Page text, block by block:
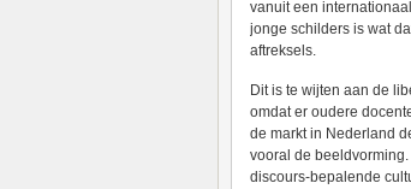
vanuit een
jonge schilders is wat
aftreksels.
Dit is te wijten aan de
omdat er oudere
de markt in Nederland
vooral de
discours-bepalende